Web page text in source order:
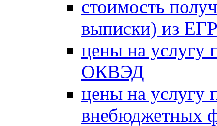
стоимость
выписки) из
цены на услугу
ОКВЭД
цены на услугу